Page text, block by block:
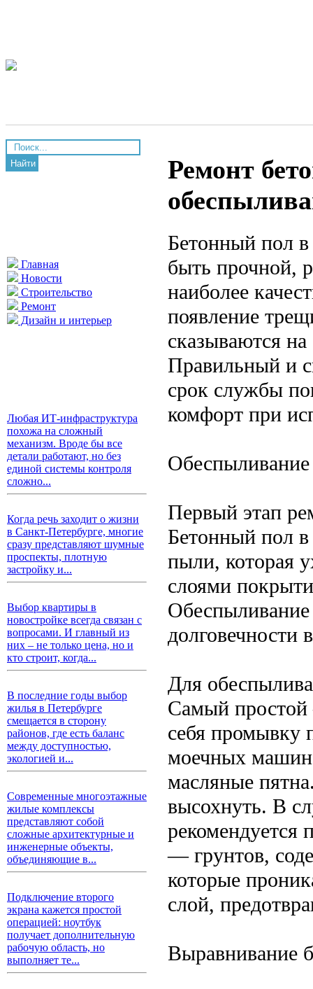
Найти
Главная
Новости
Строительство
Ремонт
Дизайн и интерьер
Любая ИТ-инфраструктура
похожа на сложный
механизм. Вроде бы все
детали работают, но без
единой системы контроля
сложно...
Когда речь заходит о жизни
в Санкт-Петербурге, многие
сразу представляют шумные
проспекты, плотную
застройку и...
Выбор квартиры в
новостройке всегда связан с
вопросами. И главный из
них – не только цена, но и
кто строит, когда...
В последние годы выбор
жилья в Петербурге
смещается в сторону
районов, где есть баланс
между доступностью,
экологией и...
Современные многоэтажные
жилые комплексы
представляют собой
сложные архитектурные и
инженерные объекты,
объединяющие в...
Подключение второго
экрана кажется простой
операцией: ноутбук
получает дополнительную
рабочую область, но
выполняет те...
Ремонт
Бетонный пол
быть прочной,
наиболее
появление
сказываются
Правильный и
срок службы
комфорт при
Обеспыливание
Первый этап
Бетонный пол в
пыли, которая
слоями
долговечности
Для
Самый простой
себя промывку
моечных
масляные
высохнуть. В
рекомендуется
— грунтов,
которые
слой,
Выравнивание